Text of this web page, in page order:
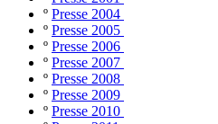
º Presse 2004
º Presse 2005
º Presse 2006
º Presse 2007
º Presse 2008
º Presse 2009
º Presse 2010